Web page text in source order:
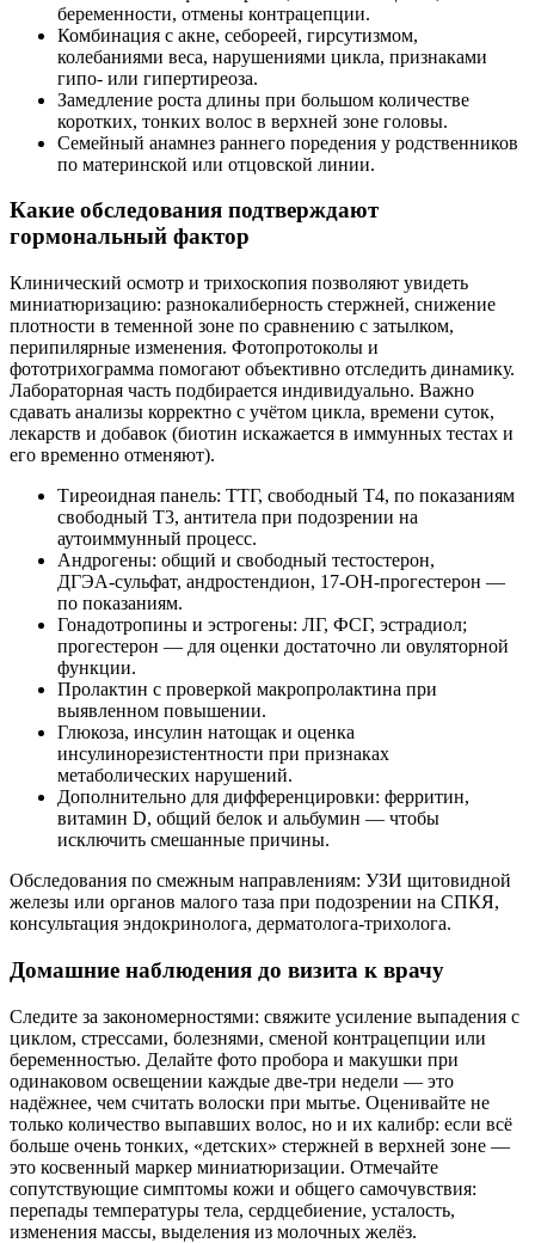
беременности, отмены контрацепции.
Комбинация с акне, себореей, гирсутизмом,
колебаниями веса, нарушениями цикла, признаками
гипо- или гипертиреоза.
Замедление роста длины при большом количестве
коротких, тонких волос в верхней зоне головы.
Семейный анамнез раннего поредения у родственников
по материнской или отцовской линии.
Какие обследования подтверждают
гормональный фактор
Клинический осмотр и трихоскопия позволяют увидеть
миниатюризацию: разнокалиберность стержней, снижение
плотности в теменной зоне по сравнению с затылком,
перипилярные изменения. Фотопротоколы и
фототрихограмма помогают объективно отследить динамику.
Лабораторная часть подбирается индивидуально. Важно
сдавать анализы корректно с учётом цикла, времени суток,
лекарств и добавок (биотин искажается в иммунных тестах и
его временно отменяют).
Тиреоидная панель: ТТГ, свободный Т4, по показаниям
свободный Т3, антитела при подозрении на
аутоиммунный процесс.
Андрогены: общий и свободный тестостерон,
ДГЭА‑сульфат, андростендион, 17‑ОН‑прогестерон —
по показаниям.
Гонадотропины и эстрогены: ЛГ, ФСГ, эстрадиол;
прогестерон — для оценки достаточно ли овуляторной
функции.
Пролактин с проверкой макропролактина при
выявленном повышении.
Глюкоза, инсулин натощак и оценка
инсулинорезистентности при признаках
метаболических нарушений.
Дополнительно для дифференцировки: ферритин,
витамин D, общий белок и альбумин — чтобы
исключить смешанные причины.
Обследования по смежным направлениям: УЗИ щитовидной
железы или органов малого таза при подозрении на СПКЯ,
консультация эндокринолога, дерматолога‑трихолога.
Домашние наблюдения до визита к врачу
Следите за закономерностями: свяжите усиление выпадения с
циклом, стрессами, болезнями, сменой контрацепции или
беременностью. Делайте фото пробора и макушки при
одинаковом освещении каждые две‑три недели — это
надёжнее, чем считать волоски при мытье. Оценивайте не
только количество выпавших волос, но и их калибр: если всё
больше очень тонких, «детских» стержней в верхней зоне —
это косвенный маркер миниатюризации. Отмечайте
сопутствующие симптомы кожи и общего самочувствия:
перепады температуры тела, сердцебиение, усталость,
изменения массы, выделения из молочных желёз.